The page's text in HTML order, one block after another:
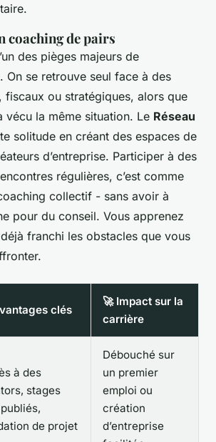
coaching de pairs
des pièges majeurs de
On se retrouve seul face à des
fiscaux ou stratégiques, alors que
vécu la même situation. Le Réseau
solitude en créant des espaces de
d’entreprise. Participer à des
régulières, c’est comme
collectif - sans avoir à
pour du conseil. Vous apprenez
franchi les obstacles que vous
clés
🚀 Impact sur la
carrière
à des
stages
de projet
Débouché sur
un premier
emploi ou
création
d’entreprise